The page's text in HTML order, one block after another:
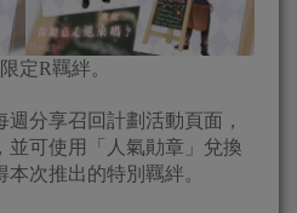
定R羈絆。
分享召回計劃活動頁面，
並可使用「人氣勛章」兌換
次推出的特別羈絆。